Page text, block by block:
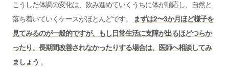
こうした体調の変化は、飲み進めていくうちに体が順応し、自然と
落ち着いていくケースがほとんどです。
まずは2〜3か月ほど様子を
見てみるのが一般的ですが、もし日常生活に支障が出るほどつらか
ったり、長期間改善されなかったりする場合は、医師へ相談してみ
ましょう 。